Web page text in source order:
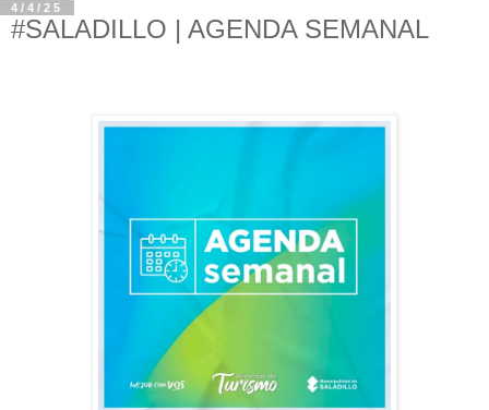
4/4/25
#SALADILLO | AGENDA SEMANAL